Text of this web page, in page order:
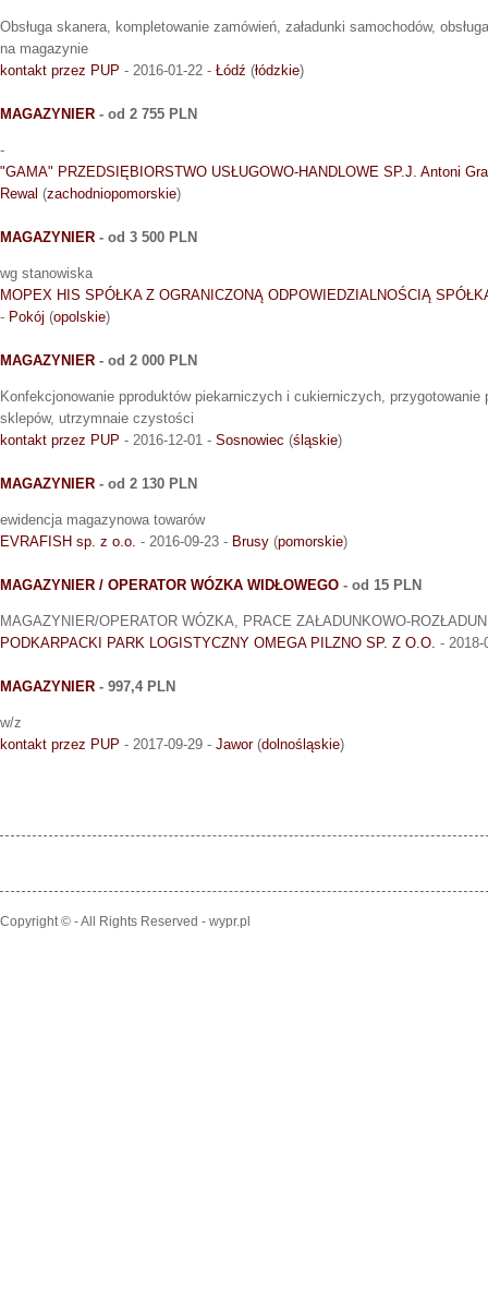
Obsługa skanera, kompletowanie zamówień, załadunki samochodów,
na magazynie
kontakt przez PUP - 2016-01-22 - Łódź (łódzkie)
MAGAZYNIER - od 2 755 PLN
-
"GAMA" PRZEDSIĘBIORSTWO USŁUGOWO-HANDLOWE SP.J. Antoni
Rewal (zachodniopomorskie)
MAGAZYNIER - od 3 500 PLN
wg stanowiska
MOPEX HIS SPÓŁKA Z OGRANICZONĄ ODPOWIEDZIALNOŚCIĄ
- Pokój (opolskie)
MAGAZYNIER - od 2 000 PLN
Konfekcjonowanie pproduktów piekarniczych i cukierniczych, przygotowanie
sklepów, utrzymnaie czystości
kontakt przez PUP - 2016-12-01 - Sosnowiec (śląskie)
MAGAZYNIER - od 2 130 PLN
ewidencja magazynowa towarów
EVRAFISH sp. z o.o. - 2016-09-23 - Brusy (pomorskie)
MAGAZYNIER / OPERATOR WÓZKA WIDŁOWEGO - od 15 PLN
MAGAZYNIER/OPERATOR WÓZKA, PRACE ZAŁADUNKOWO-
PODKARPACKI PARK LOGISTYCZNY OMEGA PILZNO SP. Z O.O. -
MAGAZYNIER - 997,4 PLN
w/z
kontakt przez PUP - 2017-09-29 - Jawor(dolnośląskie)
Copyright © - All Rights Reserved - wypr.pl